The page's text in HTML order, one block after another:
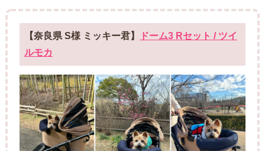
【奈良県 S様 ミッキー君】
ドーム3 Rセット / ツイ
ルモカ